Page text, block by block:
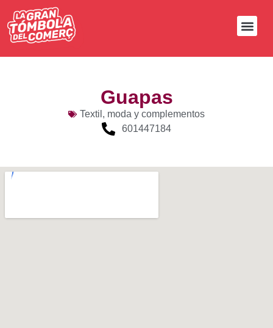
Guapas
Textil, moda y complementos
601447184